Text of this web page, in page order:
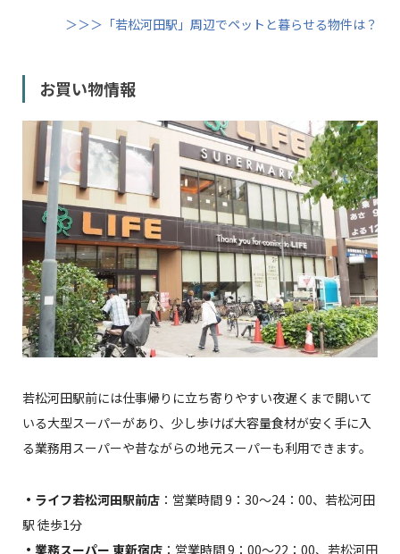
＞＞＞「若松河田駅」周辺でペットと暮らせる物件は？
お買い物情報
若松河田駅前には仕事帰りに立ち寄りやすい夜遅くまで開いて
いる大型スーパーがあり、少し歩けば大容量食材が安く手に入
る業務用スーパーや昔ながらの地元スーパーも利用できます。
・ライフ若松河田駅前店：営業時間 9：30〜24：00、若松河田
駅 徒歩1分
・業務スーパー 東新宿店：営業時間 9：00〜22：00、若松河田